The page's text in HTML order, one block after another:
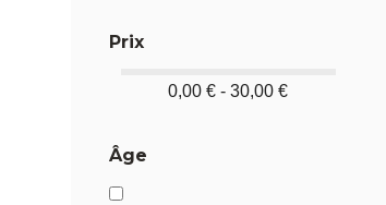
Prix
0,00 € - 30,00 €
Âge